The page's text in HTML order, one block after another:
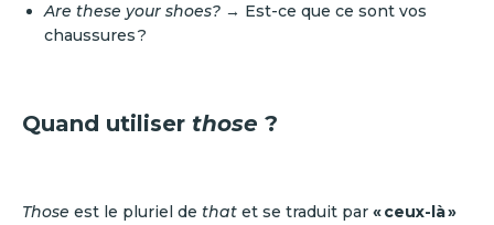
Are these your shoes? → Est-ce que ce sont vos
chaussures ?
Quand utiliser those ?
Those est le pluriel de that et se traduit par « ceux-là »